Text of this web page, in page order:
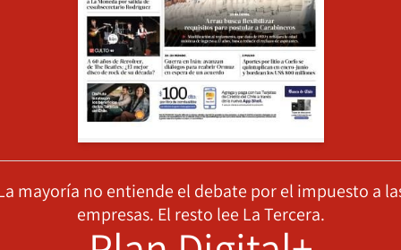
mayoría no entiende el debate por el impuesto a
empresas. El resto lee La Tercera.